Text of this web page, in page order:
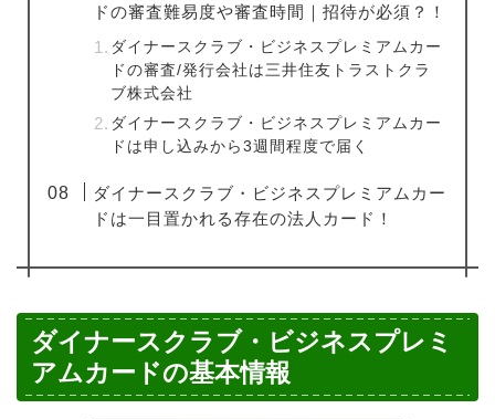
ドの審査難易度や審査時間｜招待が必須？！
ダイナースクラブ・ビジネスプレミアムカー
ドの審査/発行会社は三井住友トラストクラ
ブ株式会社
ダイナースクラブ・ビジネスプレミアムカー
ドは申し込みから3週間程度で届く
ダイナースクラブ・ビジネスプレミアムカー
ドは一目置かれる存在の法人カード！
ダイナースクラブ・ビジネスプレミ
アムカードの基本情報